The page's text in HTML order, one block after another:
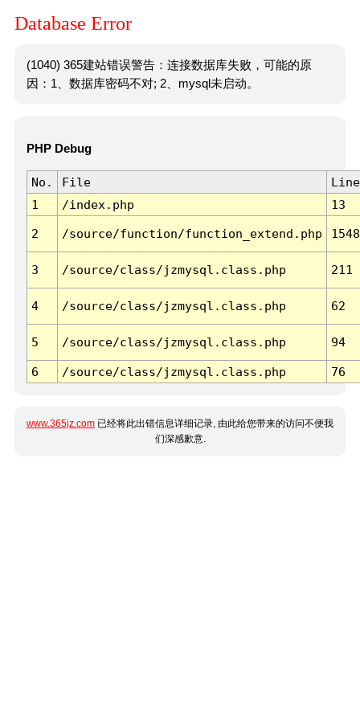
Database Error
(1040) 365建站错误警告：连接数据库失败，可能的原
因：1、数据库密码不对; 2、mysql未启动。
PHP Debug
No. File
Line
1
/index.php 13
2 /source/function/function_extend.php 1548
3 /source/class/jzmysql.class.php 211
4 /source/class/jzmysql.class.php 62
5 /source/class/jzmysql.class.php 94
6 /source/class/jzmysql.class.php 76
www.365jz.com 已经将此出错信息详细记录, 由此给您带来的访问不便我
们深感歉意.